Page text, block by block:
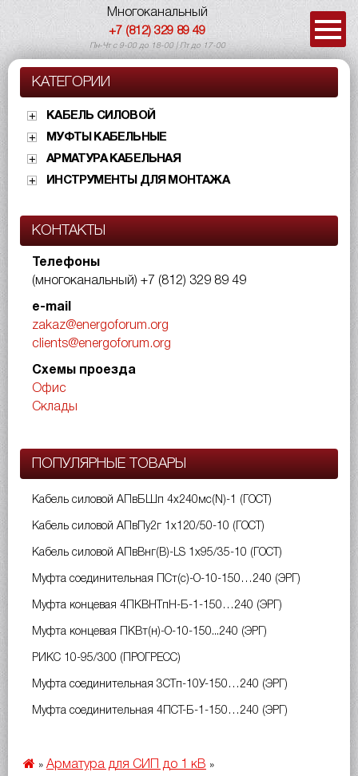
Многоканальный
+7 (812) 329 89 49
Пн-Чт с 9-00 до 18-00 | Пт до 17-00
КАТЕГОРИИ
КАБЕЛЬ СИЛОВОЙ
МУФТЫ КАБЕЛЬНЫЕ
АРМАТУРА КАБЕЛЬНАЯ
ИНСТРУМЕНТЫ ДЛЯ МОНТАЖА
КОНТАКТЫ
Телефоны
(многоканальный) +7 (812) 329 89 49
e-mail
zakaz@energoforum.org
clients@energoforum.org
Схемы проезда
Офис
Склады
ПОПУЛЯРНЫЕ ТОВАРЫ
Кабель силовой АПвБШп 4х240мс(N)-1 (ГОСТ)
Кабель силовой АПвПу2г 1х120/50-10 (ГОСТ)
Кабель силовой АПвВнг(B)-LS 1х95/35-10 (ГОСТ)
Муфта соединительная ПСт(с)-О-10-150…240 (ЭРГ)
Муфта концевая 4ПКВНТпН-Б-1-150…240 (ЭРГ)
Муфта концевая ПКВт(н)-О-10-150...240 (ЭРГ)
РИКС 10-95/300 (ПРОГРЕСС)
Муфта соединительная 3СТп-10У-150…240 (ЭРГ)
Муфта соединительная 4ПСТ-Б-1-150…240 (ЭРГ)
» Арматура для СИП до 1 кВ »